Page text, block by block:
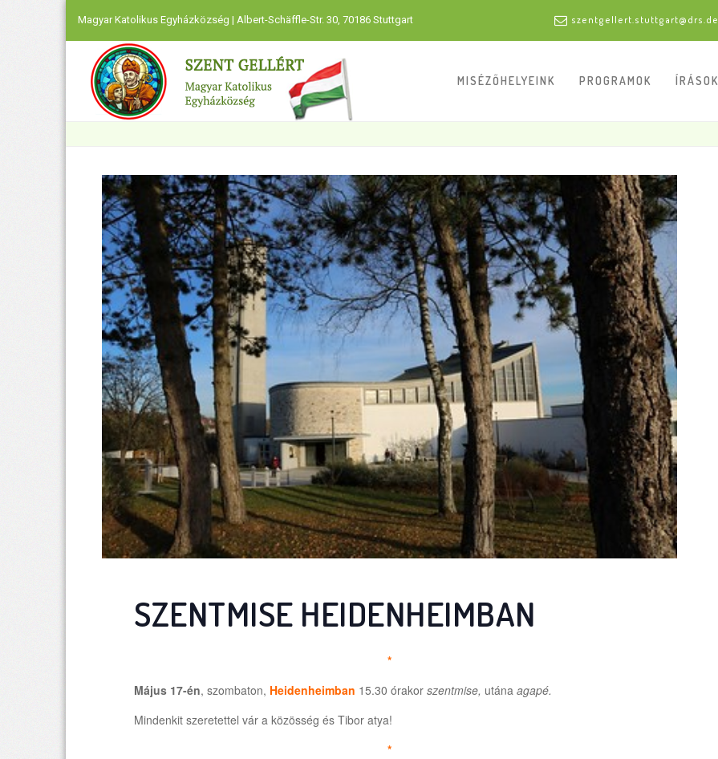
Magyar Katolikus Egyházközség | Albert-Schäffle-Str. 30, 70186 Stuttgart szentgellert.stuttgart@drs.de
MISÉZŐHELYEINK PROGRAMOK ÍRÁSOK
SZENTMISE HEIDENHEIMBAN
*
Május 17-én, szombaton, Heidenheimban 15.30 órakor szentmise, utána agapé.
Mindenkit szeretettel vár a közösség és Tibor atya!
*